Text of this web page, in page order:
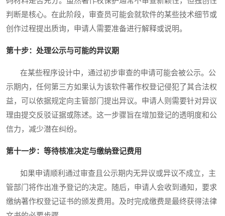
判断是核心。在此阶段，审查员可能会就软件的某些技术细节或
创作过程提出质询，申请人需要准备进行解释或说明。
第十步：处理公示与可能的异议期
在某些程序设计中，通过初步审查的申请可能会被公示。公
示期内，任何第三方如果认为该软件著作权登记侵犯了其合法权
益，可以依据规定向主管部门提出异议。申请人则需要针对异议
理由提交反驳证据或陈述。这一步骤旨在增加登记的透明度和公
信力，减少潜在纠纷。
第十一步：等待核准决定与缴纳登记费用
如果申请顺利通过审查且公示期内无异议或异议不成立，主
管部门将作出准予登记的决定。随后，申请人会收到通知，要求
缴纳著作权登记证书的颁发费用。及时完成缴费是最终获得法律